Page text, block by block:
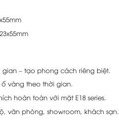
– tạo phong cách riêng biệt.
vàng theo thời gian.
hoàn toàn với mặt E18 series.
văn phòng, showroom, khách sạn.